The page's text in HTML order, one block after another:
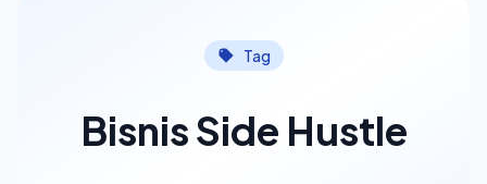
Tag
Bisnis Side Hustle